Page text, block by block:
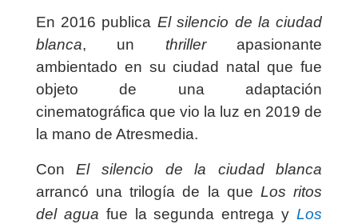
En 2016 publica El silencio de la ciudad
blanca, un thrillerapasionante
ambientado en su ciudad natal que fue
objeto de una adaptación
cinematográfica que vio la luz en 2019 de
la mano de Atresmedia.
ConEl silencio de la ciudad blanca
arrancó una trilogía de la que Los ritos
del agua fue la segunda entrega yLos